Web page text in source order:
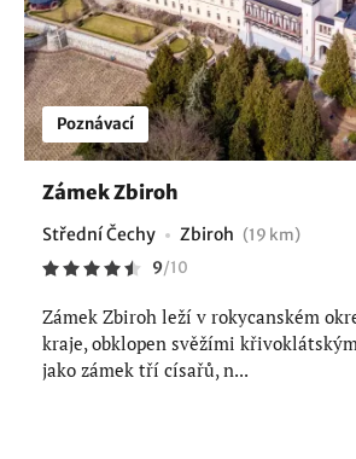
Poznávací
Zámek Zbiroh
Střední Čechy Zbiroh (19 km)
9/10
Zámek Zbiroh leží v rokycanském
kraje, obklopen svěžími
jako zámek tří císařů, n...